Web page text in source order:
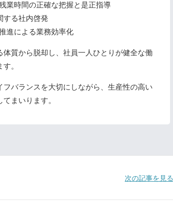
業時間の正確な把握と是正指導
する社内啓発
進による業務効率化
質から脱却し、社員一人ひとりが健全な働
。
バランスを大切にしながら、生産性の高い
まいります。
次の記事を見る